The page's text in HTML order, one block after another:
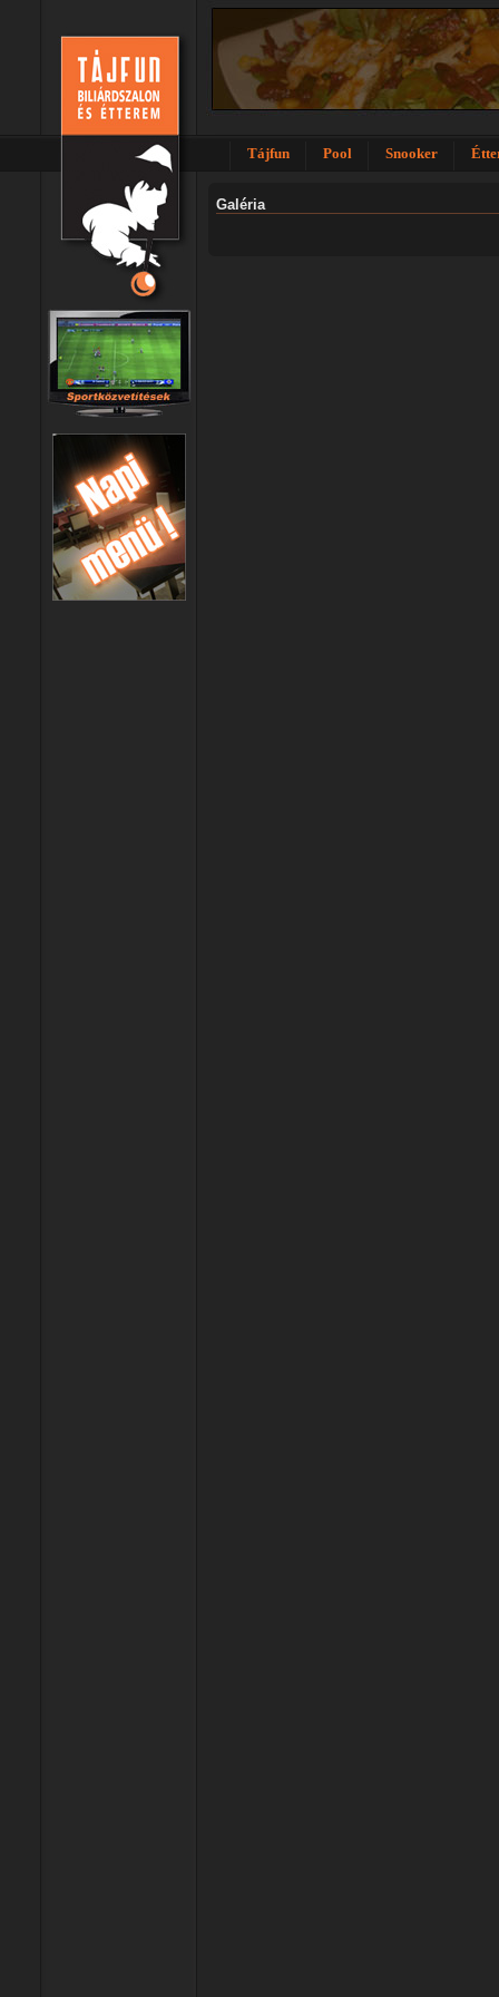
Tájfun Pool Snooker
Galéria